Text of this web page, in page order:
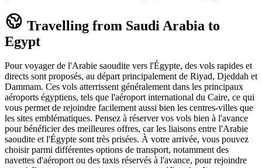
Travelling from Saudi Arabia to
Egypt
Pour voyager de l'Arabie saoudite vers l'Égypte, des vols rapides et
directs sont proposés, au départ principalement de Riyad, Djeddah et
Dammam. Ces vols atterrissent généralement dans les principaux
aéroports égyptiens, tels que l'aéroport international du Caire, ce qui
vous permet de rejoindre facilement aussi bien les centres-villes que
les sites emblématiques. Pensez à réserver vos vols bien à l'avance
pour bénéficier des meilleures offres, car les liaisons entre l'Arabie
saoudite et l'Égypte sont très prisées. À votre arrivée, vous pouvez
choisir parmi différentes options de transport, notamment des
navettes d'aéroport ou des taxis réservés à l'avance, pour rejoindre